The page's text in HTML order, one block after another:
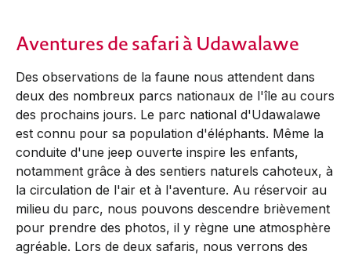
Aventures de safari à Udawalawe
Des observations de la faune nous attendent dans
deux des nombreux parcs nationaux de l'île au cours
des prochains jours. Le parc national d'Udawalawe
est connu pour sa population d'éléphants. Même la
conduite d'une jeep ouverte inspire les enfants,
notamment grâce à des sentiers naturels cahoteux, à
la circulation de l'air et à l'aventure. Au réservoir au
milieu du parc, nous pouvons descendre brièvement
pour prendre des photos, il y règne une atmosphère
agréable. Lors de deux safaris, nous verrons des